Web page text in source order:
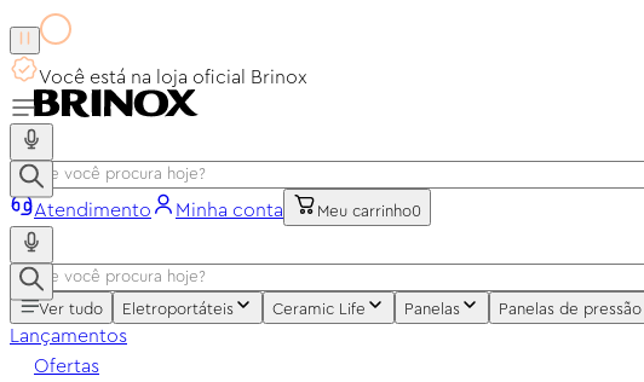
Você está na loja oficial Brinox
Atendimento Minha conta Meu carrinho0
Ver tudo Eletroportáteis Ceramic Life Panelas Panelas de pressão
Lançamentos
Ofertas